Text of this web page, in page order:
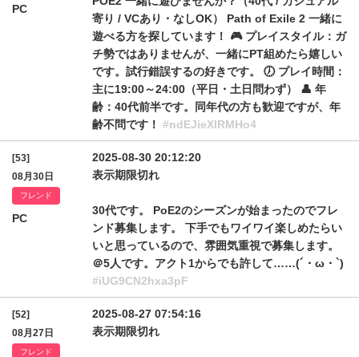
PC
寄り / VCあり・なしOK） Path of Exile 2 一緒に
遊べる方を探しています！ 🎮 プレイスタイル：ガ
チ勢ではありませんが、一緒にPT組めたら嬉しい
です。試行錯誤するの好きです。 🕖 プレイ時間：
主に19:00～24:00（平日・土日問わず） 👤 年
齢：40代前半です。同年代の方も歓迎ですが、年
齢不問です！ #ndEJieXlRMHo4
[53]
08月30日
フレンド
PC
2025-08-30 20:12:20
表示期限切れ
30代です。 PoE2のシーズンが始まったのでフレ
ンド募集します。 下手でもワイワイ楽しめたらい
いと思っているので、雰囲気重視で募集します。
＠5人です。アクト1からでも許して……(´・ω・`)
#iUG9CN2hxa3pF
[52]
08月27日
フレンド
2025-08-27 07:54:16
表示期限切れ